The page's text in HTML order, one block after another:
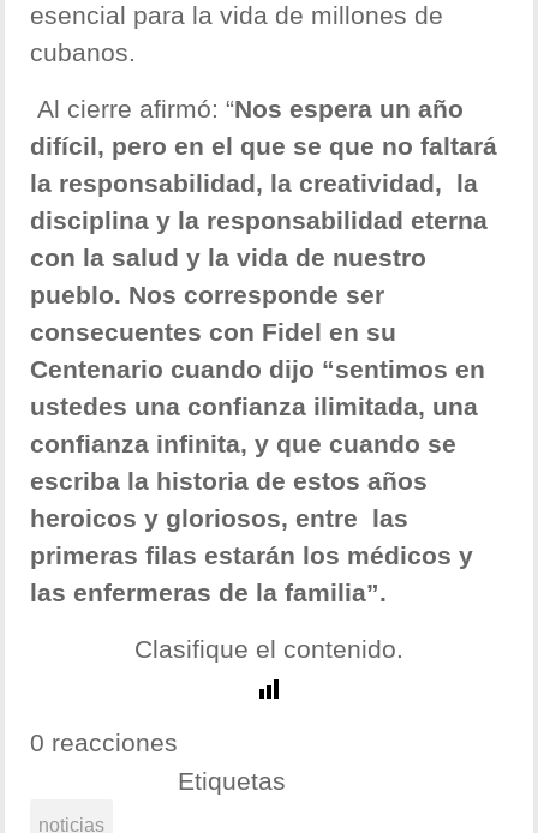
esencial para la vida de millones de
cubanos.
Al cierre afirmó: “Nos espera un año
difícil, pero en el que se que no faltará
la responsabilidad, la creatividad, la
disciplina y la responsabilidad eterna
con la salud y la vida de nuestro
pueblo. Nos corresponde ser
consecuentes con Fidel en su
Centenario cuando dijo “sentimos en
ustedes una confianza ilimitada, una
confianza infinita, y que cuando se
escriba la historia de estos años
heroicos y gloriosos, entre las
primeras filas estarán los médicos y
las enfermeras de la familia”.
Clasifique el contenido.
0 reacciones
Etiquetas
noticias